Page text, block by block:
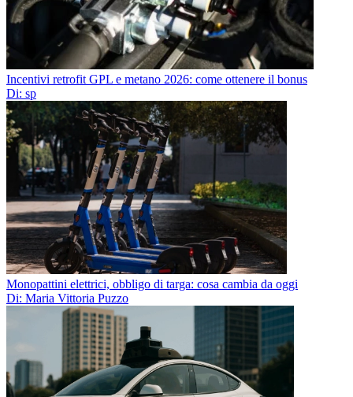
Incentivi retrofit GPL e metano 2026: come ottenere il bonus
Di: sp
Monopattini elettrici, obbligo di targa: cosa cambia da oggi
Di: Maria Vittoria Puzzo